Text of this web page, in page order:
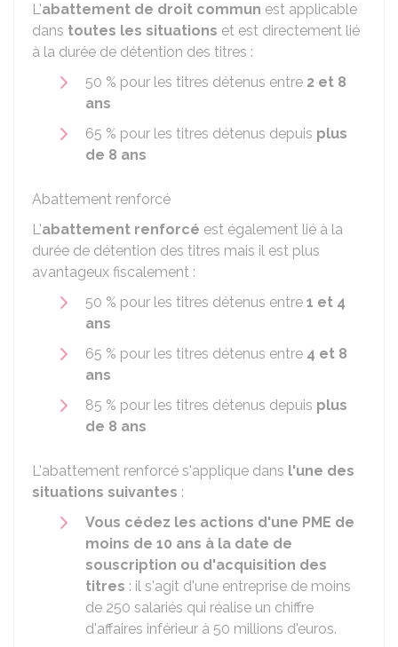
L'abattement de droit commun est applicable
dans toutes les situations et est directement lié
à la durée de détention des titres :
50 % pour les titres détenus entre 2 et 8
ans
65 % pour les titres détenus depuis plus
de 8 ans
Abattement renforcé
L'abattement renforcé est également lié à la
durée de détention des titres mais il est plus
avantageux fiscalement :
50 % pour les titres détenus entre 1 et 4
ans
65 % pour les titres détenus entre 4 et 8
ans
85 % pour les titres détenus depuis plus
de 8 ans
L'abattement renforcé s'applique dans l'une des
situations suivantes :
Vous cédez les actions d'une PME de
moins de 10 ans à la date de
souscription ou d'acquisition des
titres : il s'agit d'une entreprise de moins
de 250 salariés qui réalise un chiffre
d'affaires inférieur à 50 millions d'euros.